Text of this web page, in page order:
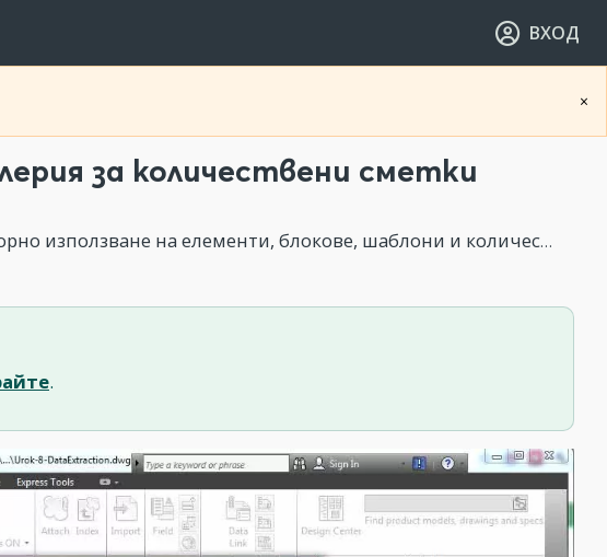
ВХОД
×
за количествени сметки
използване на елементи, блокове, шаблони и количествени сметки
.